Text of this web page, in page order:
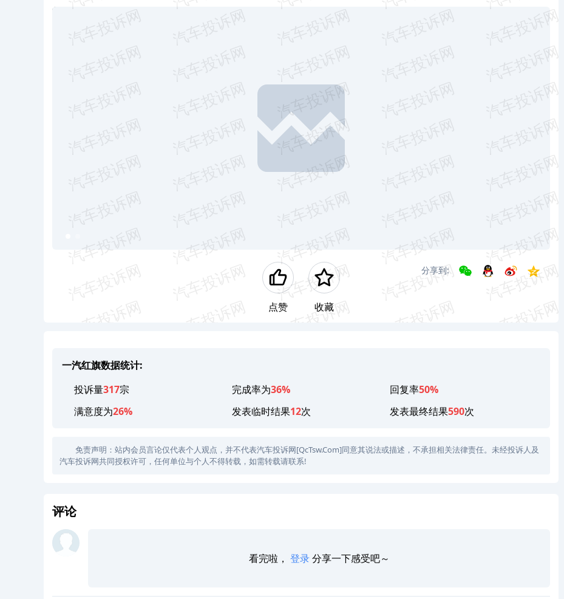
点赞 收藏
分享到:
一汽红旗数据统计:
投诉量317宗 完成率为36% 回复率50%
满意度为26% 发表临时结果12次 发表最终结果590次
免责声明：站内会员言论仅代表个人观点，并不代表汽车投诉网[QcTsw.Com]同意其说法或描述，不承担相关法律责任。未经投诉人及
汽车投诉网共同授权许可，任何单位与个人不得转载，如需转载请联系!
评论
看完啦， 登录分享一下感受吧～